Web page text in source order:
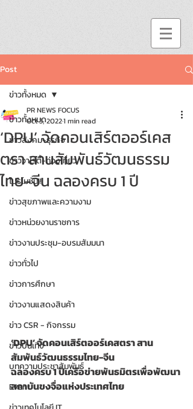
Post
ข่าวทั้งหมด
ข่าวสังคม-ธุรกิจ
ข่าววาไรตี้-ท่องเที่ยว
โปรโมชั่น!!
ข่าวสุขภาพและความงาม
ข่าวหน่วยงานราชการ
ข่าวงานประชุม-อบรมสัมมนา
ข่าวทั่วไป
ข่าวการศึกษา
ข่าวงานแสดงสินค้า
ข่าว CSR - กิจกรรม
ข่าวบันเทิง
บทความประชาสัมพันธ์
Event
ข่าวทั้งหมด
‘DPU’ จัดคอนเสิร์ตออร์เคส
ตรา สานสัมพันธ์วัฒนธรรม
ไทย-จีน ฉลองครบ 1 ปี
PR NEWS FOCUS
Oct 3, 20221 min read
‘DPU’ จัดคอนเสิร์ตออร์เคสตรา สาน
สัมพันธ์วัฒนธรรมไทย-จีน
ฉลองครบ 1 ปีเครือข่ายพันธมิตรเพื่อพัฒนา
สถาบันขงจื่อแห่งประเทศไทย